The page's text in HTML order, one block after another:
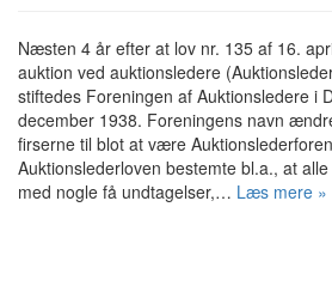
Næsten 4 år efter at lov nr. 135 af 16.
auktion ved auktionsledere
stiftedes Foreningen af Auktionsledere i
december 1938. Foreningens navn
firserne til blot at være
Auktionslederloven bestemte bl.a., at
med nogle få undtagelser,… Læs mere »